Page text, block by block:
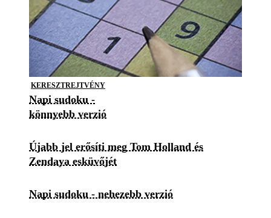
KERESZTREJTVÉNY
Napi sudoku -
könnyebb verzió
Újabb jel erősíti meg Tom Holland és
Zendaya esküvőjét
Napi sudoku - nehezebb verzió